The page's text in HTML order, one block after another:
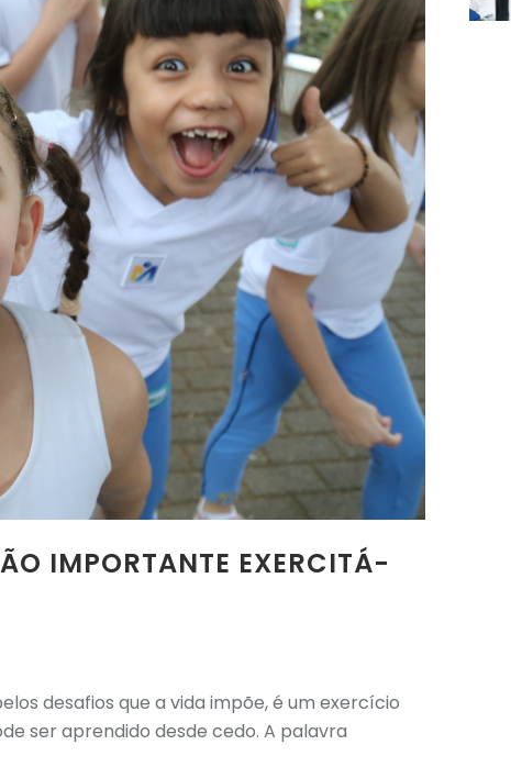
IMPORTANTE EXERCITÁ-
desafios que a vida impõe, é um exercício
ser aprendido desde cedo. A palavra